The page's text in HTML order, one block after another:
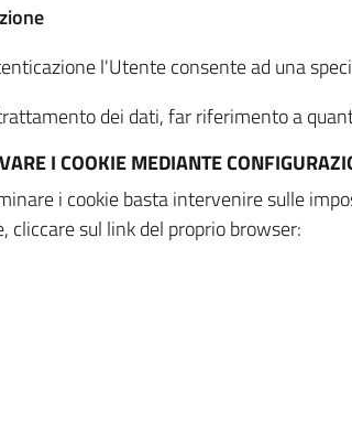
l'Utente consente ad una
dei dati, far riferimento a
I COOKIE MEDIANTE
i cookie basta intervenire sulle
cliccare sul link del proprio browser: